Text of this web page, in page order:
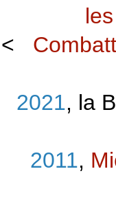
<
2021, la
2011,